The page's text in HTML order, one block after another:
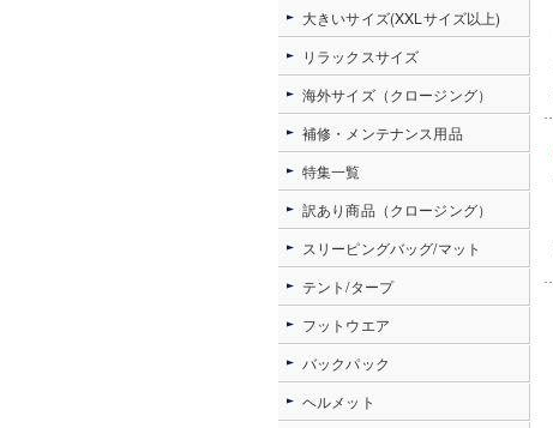
大きいサイズ(XXLサイズ以上)
リラックスサイズ
海外サイズ（クロージング）
補修・メンテナンス用品
特集一覧
訳あり商品（クロージング）
スリーピングバッグ/マット
テント/タープ
フットウエア
バックパック
ヘルメット